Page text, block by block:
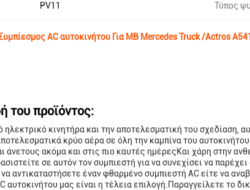
PV11 Τύπος
AC αυτοκινήτου Για MB Mercedes Truck /Actros
του προϊόντος:
ηλεκτρικό κινητήρα και την αποτελεσματική του σχεδίαση,
κρύο αέρα σε όλη την καμπίνα του
άνετους ακόμα και στις πιο καυτές ημέρεςΚαι χάρη στην
σε αυτόν τον συμπιεστή για να συνεχίσει να
αντικαταστήσετε έναν φθαρμένο συμπιεστή AC είτε να
αυτοκινήτου μας είναι η τέλεια επιλογή.Παραγγείλετε το